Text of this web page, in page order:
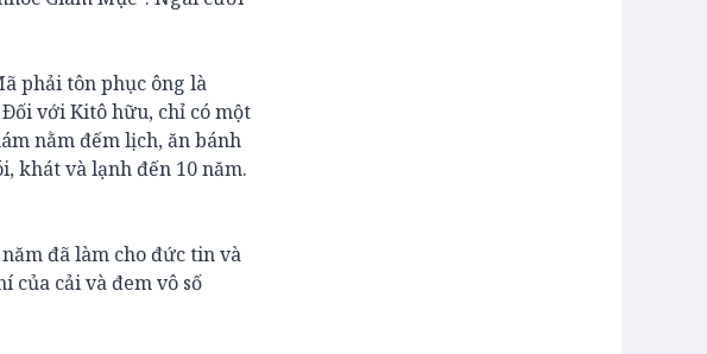
phải tôn phục ông là
với Kitô hữu, chỉ có một
nằm đếm lịch, ăn bánh
khát và lạnh đến 10 năm.
đã làm cho đức tin và
của cải và đem vô số